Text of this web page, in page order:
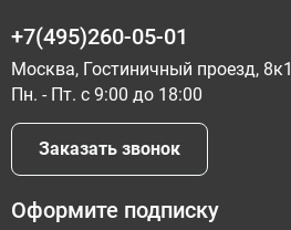
+7(495)260-05-01
Москва, Гостиничный проезд, 8к1
Пн. - Пт. с 9:00 до 18:00
Заказать звонок
Оформите подписку